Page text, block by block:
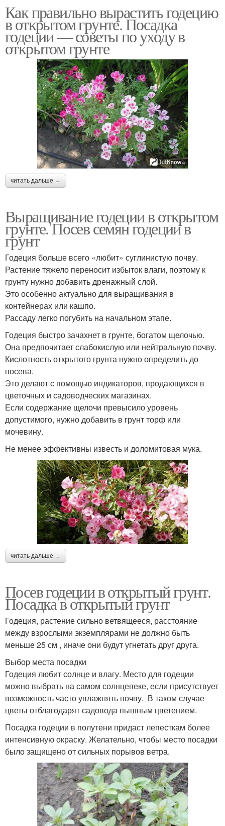
Как правильно вырастить годецию
в открытом грунте. Посадка
годеции — советы по уходу в
открытом грунте
читать дальше →
Выращивание годеции в открытом
грунте. Посев семян годеции в
грунт
Годеция больше всего «любит» суглинистую почву.
Растение тяжело переносит избыток влаги, поэтому к
грунту нужно добавить дренажный слой.
Это особенно актуально для выращивания в
контейнерах или кашпо.
Рассаду легко погубить на начальном этапе.
Годеция быстро зачахнет в грунте, богатом щелочью.
Она предпочитает слабокислую или нейтральную почву.
Кислотность открытого грунта нужно определить до
посева.
Это делают с помощью индикаторов, продающихся в
цветочных и садоводческих магазинах.
Если содержание щелочи превысило уровень
допустимого, нужно добавить в грунт торф или
мочевину.
Не менее эффективны известь и доломитовая мука.
читать дальше →
Посев годеции в открытый грунт.
Посадка в открытый грунт
Годеция, растение сильно ветвящееся, расстояние
между взрослыми экземплярами не должно быть
меньше 25 см , иначе они будут угнетать друг друга.
Выбор места посадки
Годеция любит солнце и влагу. Место для годеции
можно выбрать на самом солнцепеке, если присутствует
возможность часто увлажнять почву. В таком случае
цветы отблагодарят садовода пышным цветением.
Посадка годеции в полутени придаст лепесткам более
интенсивную окраску. Желательно, чтобы место посадки
было защищено от сильных порывов ветра.